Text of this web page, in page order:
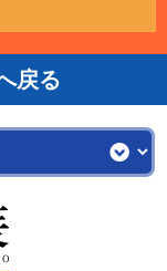
戻る